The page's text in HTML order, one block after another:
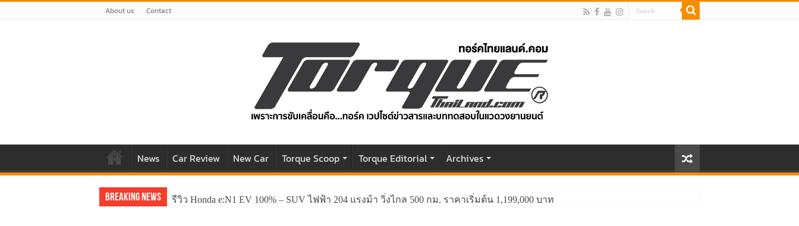
About us Contact
News Car Review New Car Torque Scoop Torque Editorial Archives
Breaking News รีวิว Honda e:N1 EV 100% – SUV ไฟฟ้า 204 แรงม้า วิ่งไกล 500 กม. ราคาเริ่มต้น 1,199,000 บาท